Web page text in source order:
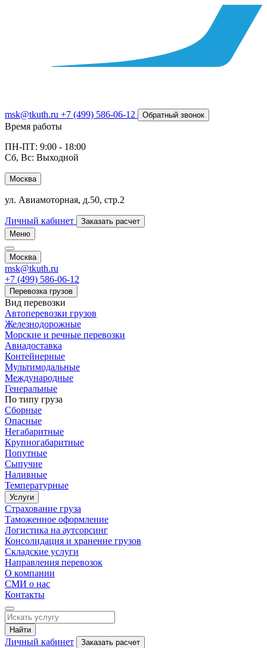
msk@tkuth.ru +7 (499) 586-06-12 Обратный звонок
Время работы
ПН-ПТ: 9:00 - 18:00
Сб, Вс: Выходной
Москва
ул. Авиамоторная, д.50, стр.2
Личный кабинет
Заказать расчет
Меню
Москва
msk@tkuth.ru
+7 (499) 586-06-12
Перевозка грузов
Вид перевозки
Автоперевозки грузов
Железнодорожные
Морские и речные перевозки
Авиадоставка
Контейнерные
Мультимодальные
Международные
Генеральные
По типу груза
Сборные
Опасные
Негабаритные
Крупногабаритные
Попутные
Сыпучие
Наливные
Температурные
Услуги
Страхование груза
Таможенное оформление
Логистика на аутсорсинг
Консолидация и хранение грузов
Складские услуги
Направления перевозок
О компании
СМИ о нас
Контакты
Найти
Личный кабинет Заказать расчет